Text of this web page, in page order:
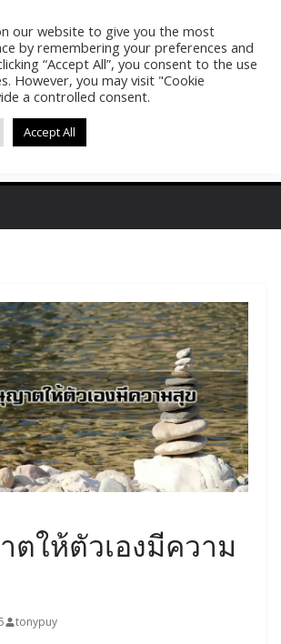
Puypong
รเรียนรู้และพร้อมแบ่งปันของผม
ตให้ตัวเองมีความ
tonypuy
our website to give you the most
by remembering your preferences and
“Accept All”, you consent to the use
However, you may visit "Cookie
a controlled consent.
Accept All